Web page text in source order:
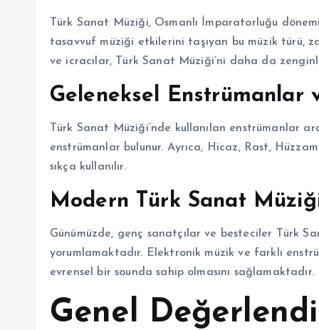
Türk Sanat Müziği, Osmanlı İmparatorluğu
tasavvuf müziği etkilerini taşıyan bu müzik türü,
ve icracılar, Türk Sanat Müziği’ni daha da
Geleneksel Enstrümanlar
Türk Sanat Müziği’nde kullanılan enstrümanlar
enstrümanlar bulunur. Ayrıca, Hicaz, Rast,
sıkça kullanılır.
Modern Türk Sanat
Günümüzde, genç sanatçılar ve besteciler Türk
yorumlamaktadır. Elektronik müzik ve farklı
evrensel bir sounda sahip olmasını sağlamaktadır.
Genel